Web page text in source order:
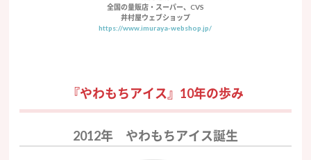
全国の量販店・スーパー、CVS
井村屋ウェブショップ
https://www.imuraya-webshop.jp/
『やわもちアイス』10年の歩み
2012年 やわもちアイス誕生